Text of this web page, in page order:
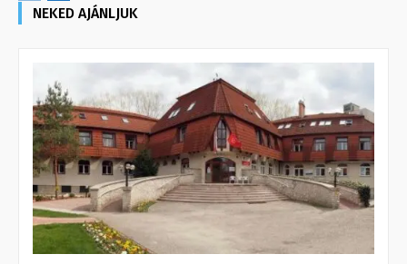
NEKED AJÁNLJUK